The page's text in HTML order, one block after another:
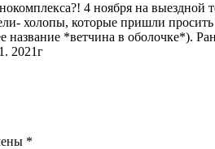
4 ноября на
холопы, которые пришли
название *ветчина в оболочке*).
2021г
*